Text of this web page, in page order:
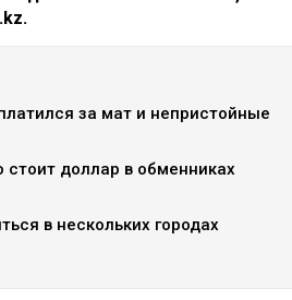
за мат и непристойные
стоит доллар в обменниках
в нескольких городах